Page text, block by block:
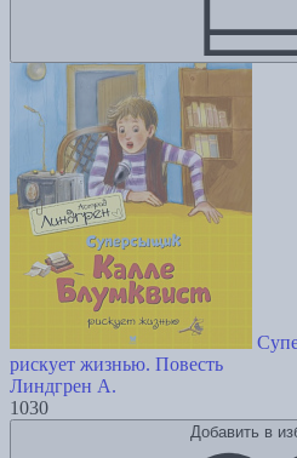
рискует жизнью. Повесть
Линдгрен А.
1030
Добавить в